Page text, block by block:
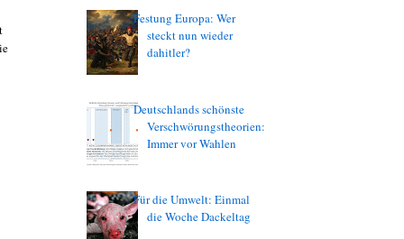
Festung Europa: Wer
steckt nun wieder
dahitler?
Deutschlands schönste
Verschwörungstheorien:
Immer vor Wahlen
Für die Umwelt: Einmal
die Woche Dackeltag